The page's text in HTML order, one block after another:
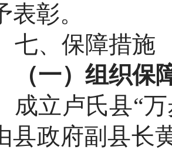
表彰。
七、保障措施
（一）组织保
成立卢氏县“
县政府副县长